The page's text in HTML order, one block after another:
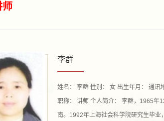
师
李群
姓名： 李群 性别： 女 出生年月： 通讯地址： 电子邮箱：
职称： 讲师 个人简介： 李群，1965年
南。1992年上海社会科学院研究生毕业